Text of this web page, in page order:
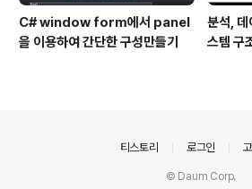
C# window form에서 panel
을 이용하여 간단한 구성만들기
분석, 데
스템 구
티스토리 로그인
© Daum Corp.